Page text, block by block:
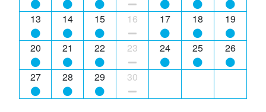
13 14 15 16 17 18 19
20 21 22 23 24 25 26
27 28 29 30